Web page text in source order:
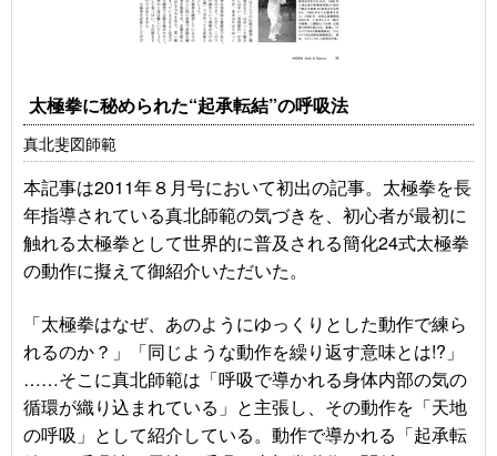
太極拳に秘められた“起承転結”の呼吸法
真北斐図師範
本記事は2011年８月号において初出の記事。太極拳を長
年指導されている真北師範の気づきを、初心者が最初に
触れる太極拳として世界的に普及される簡化24式太極拳
の動作に擬えて御紹介いただいた。
「太極拳はなぜ、あのようにゆっくりとした動作で練ら
れるのか？」「同じような動作を繰り返す意味とは!?」
……そこに真北師範は「呼吸で導かれる身体内部の気の
循環が織り込まれている」と主張し、その動作を「天地
の呼吸」として紹介している。動作で導かれる「起承転